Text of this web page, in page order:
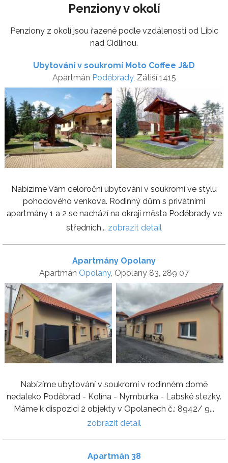
Penziony v okolí
Penziony z okolí jsou řazené podle vzdálenosti od Libic
nad Cidlinou.
Ubytování v soukromí Moto Coffee J&D
Apartmán Poděbrady, Zátiší 1415
Nabízíme Vám celoroční ubytování v soukromí ve stylu
pohodového venkova. Rodinný dům s privátními
apartmány 1 a 2 se nachází na okraji města Poděbrady ve
středních... zobrazit detail
Apartmány Opolany
Apartmán Opolany, Opolany 83, 289 07
Nabízíme ubytování v soukromí v rodinném domě
nedaleko Poděbrad - Kolína - Nymburka - Labské stezky.
Máme k dispozici 2 objekty v Opolanech č.: 8942/ 9...
zobrazit detail
Apartmán 38